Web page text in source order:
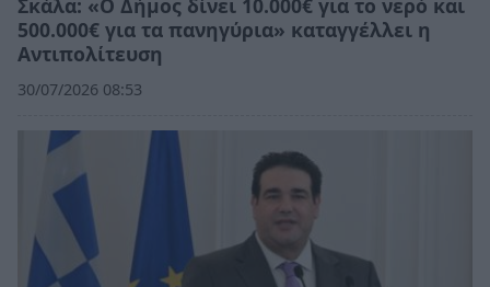
500.000€ για τα πανηγύρια» καταγγέλλει η
Αντιπολίτευση
30/07/2026 08:53